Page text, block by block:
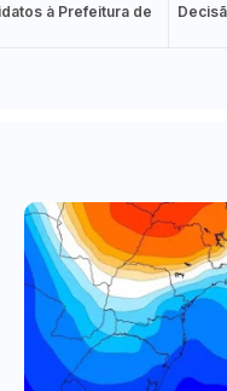
à Prefeitura de